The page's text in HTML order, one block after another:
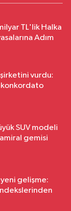
TL'lik Halka
Adım
vurdu:
konkordato
SUV modeli
gemisi
gelişme: